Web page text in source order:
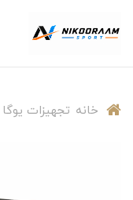
خانه تجهیزات یوگا